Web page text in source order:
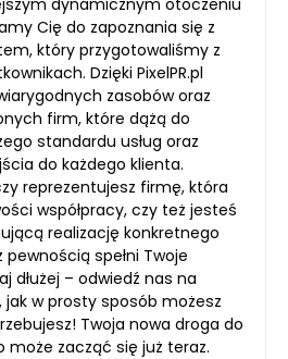
Cię do zapoznania się z
który przygotowaliśmy z
Dzięki PixelPR.pl
zasobów oraz
firm, które dążą do
standardu usług oraz
do każdego klienta.
reprezentujesz firmę, która
współpracy, czy też jesteś
realizację konkretnego
spełni Twoje
dłużej – odwiedź nas na
jak w prosty sposób możesz
Twoja nowa droga do
może zacząć się już teraz.